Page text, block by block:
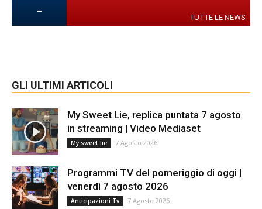
- TUTTE LE NEWS
GLI ULTIMI ARTICOLI
My Sweet Lie, replica puntata 7 agosto
in streaming | Video Mediaset
My sweet lie 7 Agosto 2026
Programmi TV del pomeriggio di oggi |
venerdì 7 agosto 2026
Anticipazioni Tv 7 Agosto 2026